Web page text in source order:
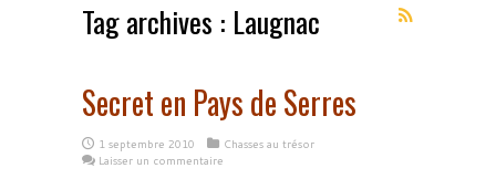
Tag archives : Laugnac
Secret en Pays de Serres
1 septembre 2010
Chasses au trésor
Laisser un commentaire